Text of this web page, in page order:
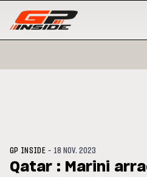
GP INSIDE - 18 NOV. 2023
Qatar : Marini